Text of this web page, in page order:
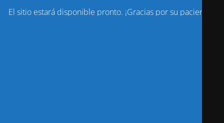
El sitio estará disponible pronto. ¡Gracias por su paciencia!